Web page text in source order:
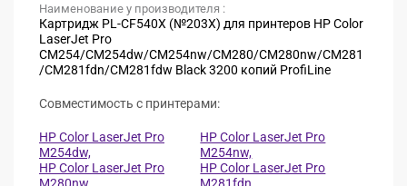
Наименование у производителя :
Картридж PL-CF540X (№203X) для принтеров HP Color
LaserJet Pro
CM254/CM254dw/CM254nw/CM280/CM280nw/CM281
/CM281fdn/CM281fdw Black 3200 копий ProfiLine
Совместимость с принтерами:
HP Color LaserJet Pro
M254dw,
HP Color LaserJet Pro
M254nw,
HP Color LaserJet Pro
M280nw,
HP Color LaserJet Pro
M281fdn,